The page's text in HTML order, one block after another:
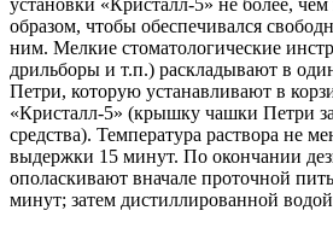
образом, чтобы обеспечивался
ним. Мелкие стоматологические
дрильборы и т.п.) раскладывают в
Петри, которую устанавливают в
«Кристалл-5» (крышку чашки Петри
средства). Температура раствора не
выдержки 15 минут. По окончании
ополаскивают вначале проточной
минут; затем дистиллированной